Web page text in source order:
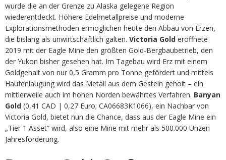
wurde die an der Grenze zu Alaska gelegene Region
wiederentdeckt. Höhere Edelmetallpreise und moderne
Explorationsmethoden ermöglichen heute den Abbau von Erzen,
die bislang als unwirtschaftlich galten. Victoria Gold eröffnete
2019 mit der Eagle Mine den größten Gold-Bergbaubetrieb, den
der Yukon bisher gesehen hat. Im Tagebau wird Erz mit einem
Goldgehalt von nur 0,5 Gramm pro Tonne gefördert und mittels
Haufenlaugung wird das Metall aus dem Gestein geholt – ein
mittlerweile auch im hohen Norden bewährtes Verfahren. Banyan
Gold (0,41 CAD | 0,27 Euro; CA06683K1066), ein Nachbar von
Victoria Gold, bietet nun die Chance, dass aus der Eagle Mine ein
„Tier 1 Asset“ wird, also eine Mine mit mehr als 500.000 Unzen
Jahresförderung.